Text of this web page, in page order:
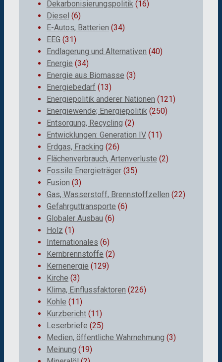
Dekarbonisierungspolitik (16)
Diesel (6)
E-Autos, Batterien (34)
EEG (31)
Endlagerung und Alternativen (40)
Energie (34)
Energie aus Biomasse (3)
Energiebedarf (13)
Energiepolitik anderer Nationen (121)
Energiewende; Energiepolitik (250)
Entsorgung, Recycling (2)
Entwicklungen: Generation IV (11)
Erdgas, Fracking (26)
Flächenverbrauch, Artenverluste (2)
Fossile Energieträger (35)
Fusion (3)
Gas, Wasserstoff, Brennstoffzellen (22)
Gefahrguttransporte (6)
Globaler Ausbau (6)
Holz (1)
Internationales (6)
Kernbrennstoffe (2)
Kernenergie (129)
Kirche (3)
Klima, Einflussfaktoren (226)
Kohle (11)
Kurzbericht (11)
Leserbriefe (25)
Medien, öffentliche Wahrnehmung (3)
Meinung (19)